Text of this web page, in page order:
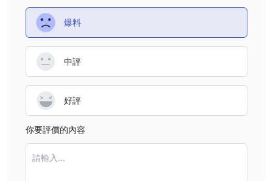
CMB Wing Lung Bank ·招商永隆銀行都將收取不同的服務費用，詳
情可見官網服務指南-服務費用一頁的收費手冊檔。
客戶支援
電話：(86)400 8822 388，(852)230 95555;
社交媒體：“招商永隆银行公司金融”微信订阅号。
常見問題
爆料
中評
好評
你要評價的內容
請輸入...